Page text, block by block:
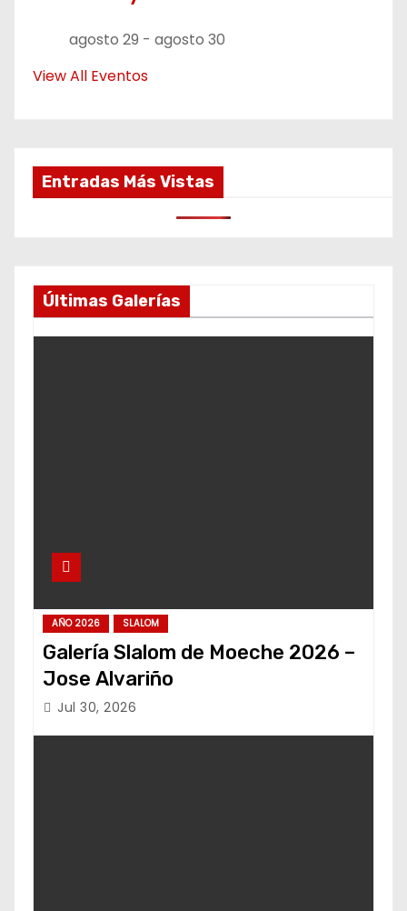
agosto 29 - agosto 30
View All Eventos
Entradas Más Vistas
Últimas Galerías
AÑO 2026 SLALOM
Galería Slalom de Moeche 2026 –
Jose Alvariño
Jul 30, 2026